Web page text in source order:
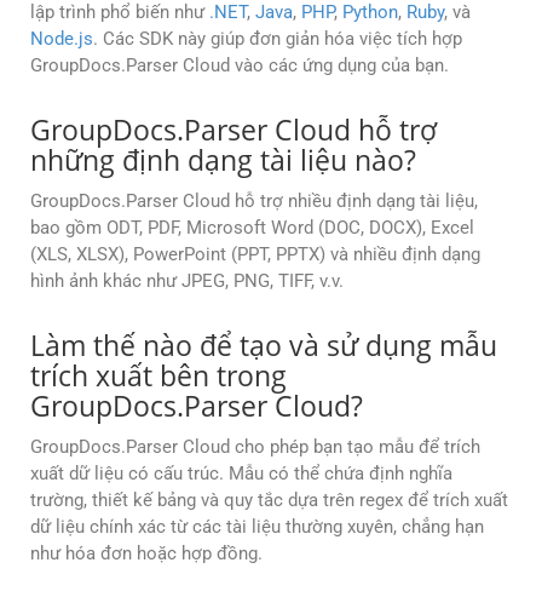
lập trình phổ biến như .NET, Java, PHP, Python, Ruby, và
Node.js. Các SDK này giúp đơn giản hóa việc tích hợp
GroupDocs.Parser Cloud vào các ứng dụng của bạn.
GroupDocs.Parser Cloud hỗ trợ
những định dạng tài liệu nào?
GroupDocs.Parser Cloud hỗ trợ nhiều định dạng tài liệu,
bao gồm ODT, PDF, Microsoft Word (DOC, DOCX), Excel
(XLS, XLSX), PowerPoint (PPT, PPTX) và nhiều định dạng
hình ảnh khác như JPEG, PNG, TIFF, v.v.
Làm thế nào để tạo và sử dụng mẫu
trích xuất bên trong
GroupDocs.Parser Cloud?
GroupDocs.Parser Cloud cho phép bạn tạo mẫu để trích
xuất dữ liệu có cấu trúc. Mẫu có thể chứa định nghĩa
trường, thiết kế bảng và quy tắc dựa trên regex để trích xuất
dữ liệu chính xác từ các tài liệu thường xuyên, chẳng hạn
như hóa đơn hoặc hợp đồng.